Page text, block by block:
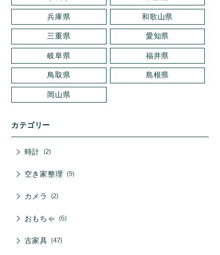
兵庫県 和歌山県
三重県 愛知県
岐阜県 福井県
鳥取県 島根県
岡山県
カテゴリー
時計 2
空き家整理 9
カメラ 2
おもちゃ 6
古家具 47